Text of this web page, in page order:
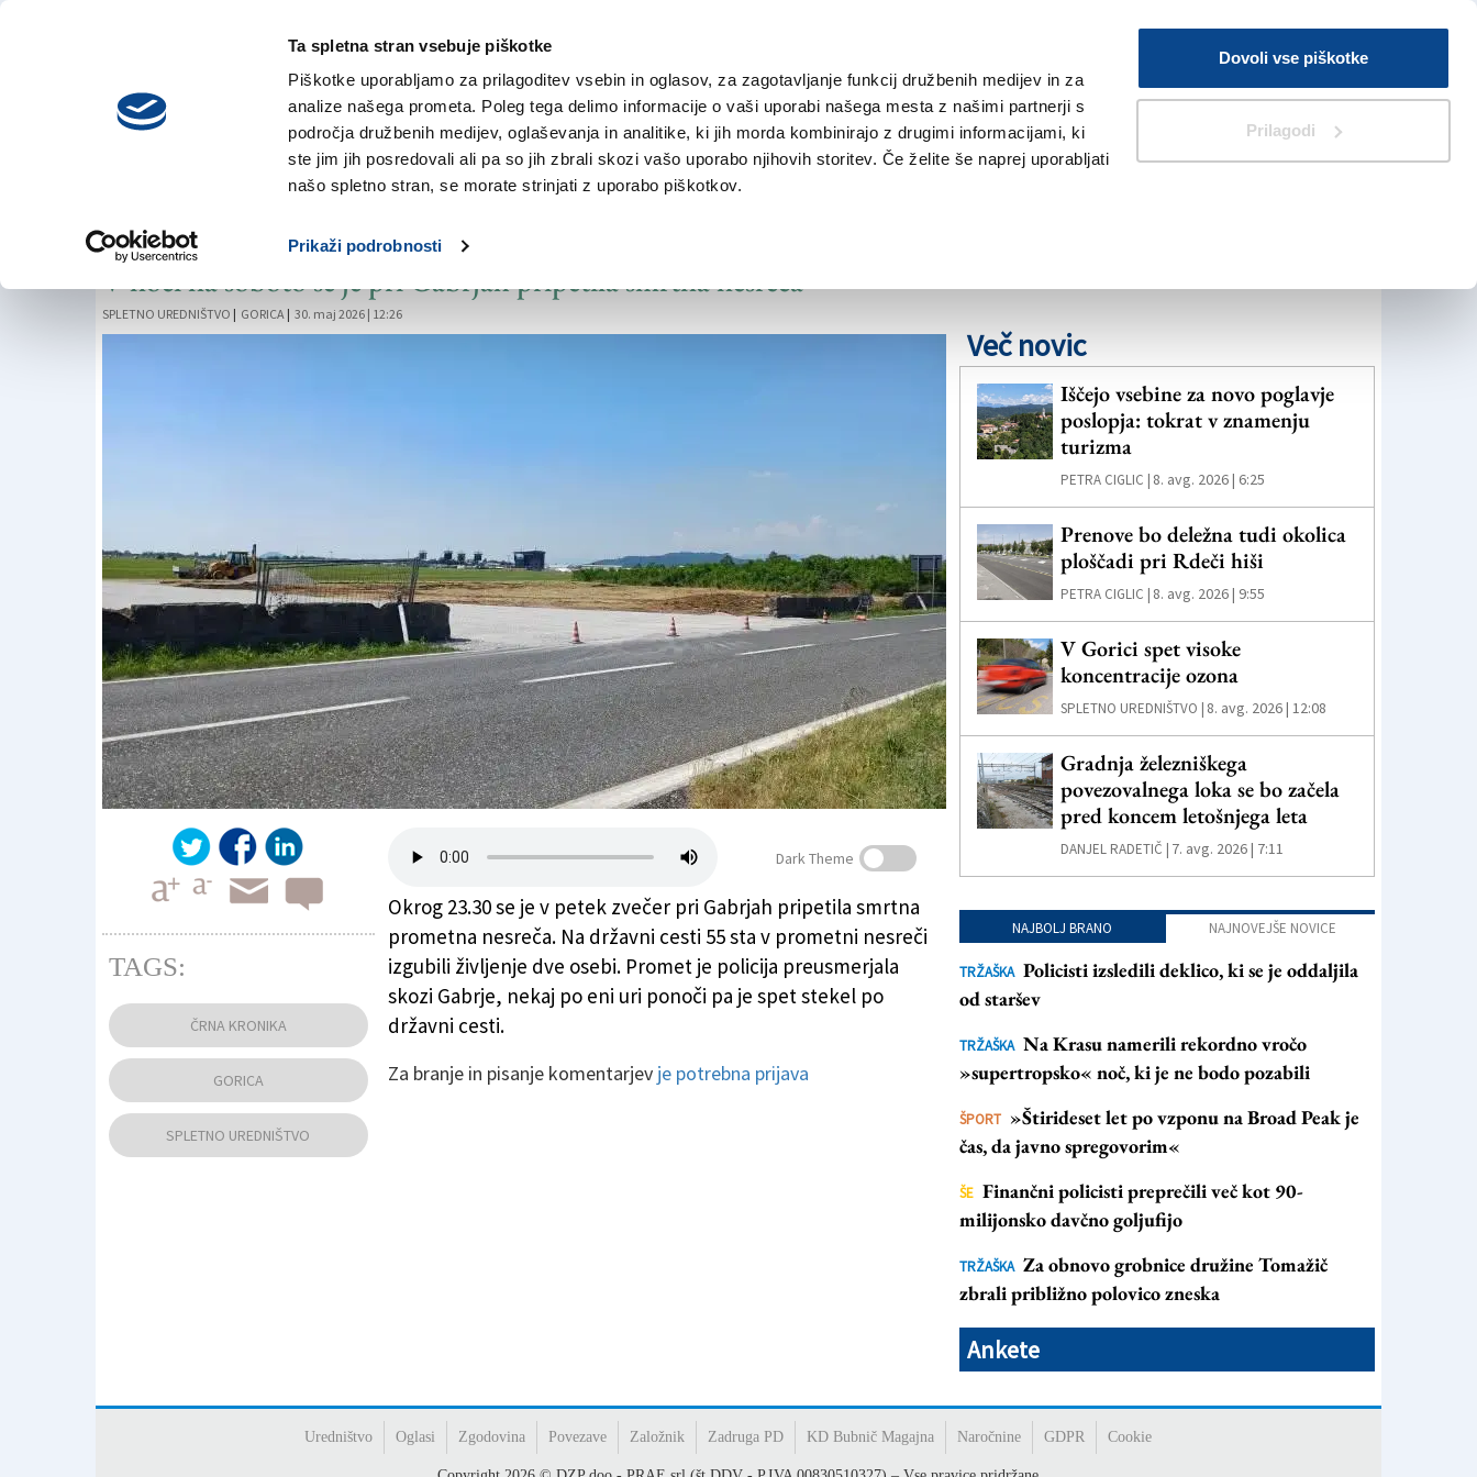
Ta spletna stran vsebuje piškotke
Piškotke uporabljamo za prilagoditev vsebin in oglasov, za zagotavljanje funkcij družbenih medijev in za
analize našega prometa. Poleg tega delimo informacije o vaši uporabi našega mesta z našimi partnerji s
področja družbenih medijev, oglaševanja in analitike, ki jih morda kombinirajo z drugimi informacijami, ki
ste jim jih posredovali ali pa so jih zbrali skozi vašo uporabo njihovih storitev. Če želite še naprej uporabljati
našo spletno stran, se morate strinjati z uporabo piškotkov.
Prikaži podrobnosti
Dovoli vse piškotke
Prilagodi
sobota,
8. avgusta 2026
V Kioskih
Iskanje
NOVICE TRŽAŠKA GORIŠKA KULTURA ŠPORT ŠE
Tragedija na državni cesti št. 55
V noči na soboto se je pri Gabrjah pripetila smrtna nesreča
SPLETNO UREDNIŠTVO | GORICA | 30. maj 2026 | 12:26
Državna cesta ob goriškem letališču (ARHIV)
Dark Theme
Okrog 23.30 se je v petek zvečer pri Gabrjah pripetila smrtna
prometna nesreča. Na državni cesti 55 sta v prometni nesreči
izgubili življenje dve osebi. Promet je policija preusmerjala
skozi Gabrje, nekaj po eni uri ponoči pa je spet stekel po
državni cesti.
Za branje in pisanje komentarjev je potrebna prijava
TAGS:
ČRNA KRONIKA
GORICA
SPLETNO UREDNIŠTVO
Več novic
Iščejo vsebine za novo poglavje
poslopja: tokrat v znamenju
turizma
PETRA CIGLIC | 8. avg. 2026 | 6:25
Prenove bo deležna tudi okolica
ploščadi pri Rdeči hiši
PETRA CIGLIC | 8. avg. 2026 | 9:55
V Gorici spet visoke
koncentracije ozona
SPLETNO UREDNIŠTVO | 8. avg. 2026 | 12:08
Gradnja železniškega
povezovalnega loka se bo začela
pred koncem letošnjega leta
DANJEL RADETIČ | 7. avg. 2026 | 7:11
NAJBOLJ BRANO NAJNOVEJŠE NOVICE
TRŽAŠKA Policisti izsledili deklico, ki se je oddaljila
od staršev
TRŽAŠKA Na Krasu namerili rekordno vročo
»supertropsko« noč, ki je ne bodo pozabili
ŠPORT »Štirideset let po vzponu na Broad Peak je
čas, da javno spregovorim«
ŠE Finančni policisti preprečili več kot 90-
milijonsko davčno goljufijo
TRŽAŠKA Za obnovo grobnice družine Tomažič
zbrali približno polovico zneska
Ankete
Uredništvo Oglasi Zgodovina Povezave Založnik Zadruga PD KD Bubnič Magajna Naročnine GDPR Cookie